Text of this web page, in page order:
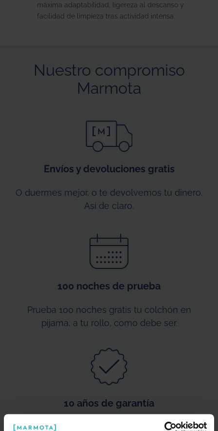
máxima adaptabilidad, ligereza al descanso y
facilidad de limpieza tras actividad intensa.
Nuestro compromiso
Marmota
Envíos y devoluciones gratis
O duermes mejor, o te devolvemos tu dinero.
Así de claro.
100 noches de prueba
Prueba 100 noches gratis tu colchón en
pijama, a tu rollo, como debe ser.
10 años de garantía
O lo que es lo mismo: 3.650 noches de zzz…